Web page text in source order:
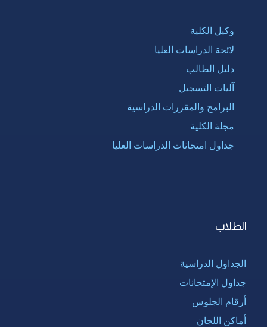
وكيل الكلية
لائحة الدراسات العليا
دليل الطالب
آليات التسجيل
البرامج والمقررات الدراسية
مجلة الكلية
جداول امتحانات الدراسات العليا
الطلاب
الجداول الدراسية
جداول الإمتحانات
أرقام الجلوس
أماكن اللجان